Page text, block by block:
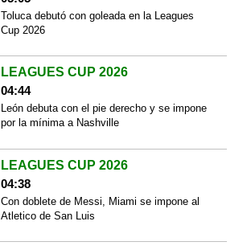
Toluca debutó con goleada en la Leagues
Cup 2026
LEAGUES CUP 2026
04:44
León debuta con el pie derecho y se impone
por la mínima a Nashville
LEAGUES CUP 2026
04:38
Con doblete de Messi, Miami se impone al
Atletico de San Luis